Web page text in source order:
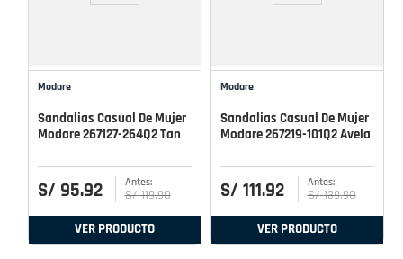
Modare
Sandalias Casual De Mujer
Modare 267127-264Q2 Tan
S/ 95.92 S/ 119.90
VER PRODUCTO
Modare
Sandalias Casual De Mujer
Modare 267219-101Q2 Avela
S/ 111.92 S/ 139.90
VER PRODUCTO